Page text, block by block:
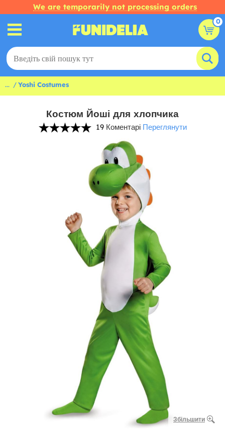
We are temporarily not processing orders
0
... Yoshi Costumes
Костюм Йоші для хлопчика
19 Коментарі Переглянути
Збільшити